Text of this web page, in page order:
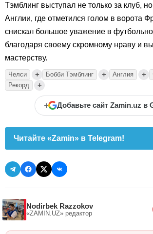
Тэмблинг выступал не только за клуб,
Англии, где отметился голом в ворота
снискал большое уважение в
благодаря своему скромному нраву и
мастерству.
Челси + Бобби Тэмблинг + Англия +
Рекорд +
+ Добавьте сайт Zamin.uz в
Читайте «Zamin» в Telegram!
Nodirbek Razzokov
«ZAMIN.UZ» редактор